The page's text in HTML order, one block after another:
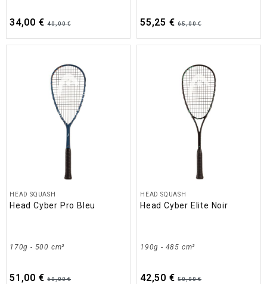
34,00 € 40,00 € 55,25 € 65,00 €
HEAD SQUASH
Head Cyber Pro Bleu
170g - 500 cm²
51,00 € 60,00 €
HEAD SQUASH
Head Cyber Elite Noir
190g - 485 cm²
42,50 € 50,00 €